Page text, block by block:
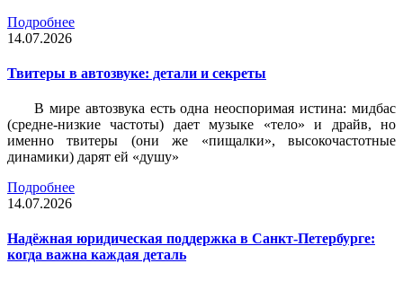
Подробнее
14.07.2026
Твитеры в автозвуке: детали и секреты
В мире автозвука есть одна неоспоримая истина: мидбас
(средне-низкие частоты) дает музыке «тело» и драйв, но
именно твитеры (они же «пищалки», высокочастотные
динамики) дарят ей «душу»
Подробнее
14.07.2026
Надёжная юридическая поддержка в Санкт-Петербурге:
когда важна каждая деталь